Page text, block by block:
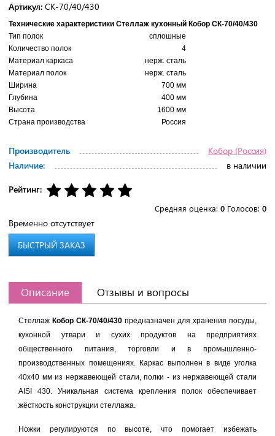
Артикул: СК-70/40/430
Технические характеристики Стеллаж кухонный Кобор СК-70/40/430
Тип полок
сплошные
Количество полок
4
Материал каркаса
нерж. сталь
Материал полок
нерж. сталь
Ширина
700 мм
Глубина
400 мм
Высота
1600 мм
Страна производства
Россия
Производитель
Кобор (Россия)
Наличие:
в наличии
Рейтинг:
Средняя оценка: 0 Голосов: 0
Временно отсутствует
БЫСТРЫЙ ЗАКАЗ
Описание Отзывы и вопросы
Стеллаж Кобор СК-70/40/430 предназначен для хранения посуды,
кухонной утвари и сухих продуктов на предприятиях
общественного питания, торговли и в промышленно-
производственных помещениях. Каркас выполнен в виде уголка
40х40 мм из нержавеющей стали, полки - из нержавеющей стали
AISI 430. Уникальная система крепления полок обеспечивает
жёсткость конструкции стеллажа.
Ножки регулируются по высоте, что помогает избежать